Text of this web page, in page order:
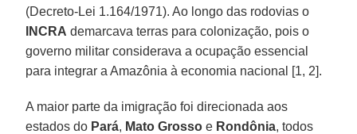
(Decreto-Lei 1.164/1971). Ao longo das rodovias o
INCRA demarcava terras para colonização, pois o
governo militar considerava a ocupação essencial
para integrar a Amazônia à economia nacional [1, 2].
A maior parte da imigração foi direcionada aos
estados do Pará, Mato Grosso e Rondônia, todos